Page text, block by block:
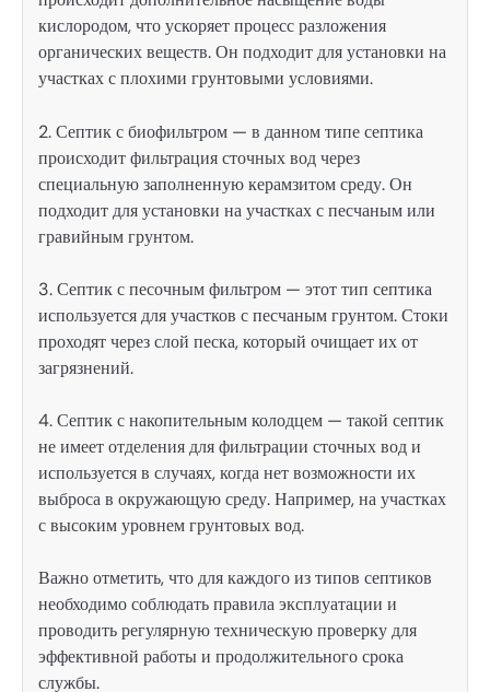
кислородом, что ускоряет процесс разложения
органических веществ. Он подходит для установки на
участках с плохими грунтовыми условиями.
2. Септик с биофильтром — в данном типе септика
происходит фильтрация сточных вод через
специальную заполненную керамзитом среду. Он
подходит для установки на участках с песчаным или
гравийным грунтом.
3. Септик с песочным фильтром — этот тип септика
используется для участков с песчаным грунтом. Стоки
проходят через слой песка, который очищает их от
загрязнений.
4. Септик с накопительным колодцем — такой септик
не имеет отделения для фильтрации сточных вод и
используется в случаях, когда нет возможности их
выброса в окружающую среду. Например, на участках
с высоким уровнем грунтовых вод.
Важно отметить, что для каждого из типов септиков
необходимо соблюдать правила эксплуатации и
проводить регулярную техническую проверку для
эффективной работы и продолжительного срока
службы.